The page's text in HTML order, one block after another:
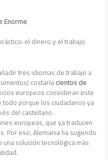
Enorme
el dinero y el trabajo
tres idiomas de trabajo a
costaríacientos de
europeos consideran este
porque los ciudadanos ya
del castellano.
europeas, que ya traducen
Por eso, Alemania ha sugerido
una solución tecnológica más